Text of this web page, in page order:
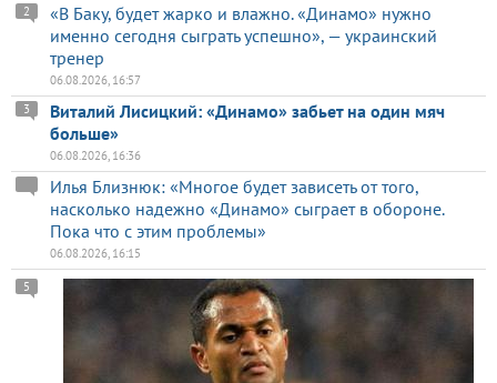
«В Баку, будет жарко и влажно. «Динамо» нужно
именно сегодня сыграть успешно», — украинский
тренер
2
06.08.2026, 16:57
Виталий Лисицкий: «Динамо» забьет на один мяч
больше»
3
06.08.2026, 16:36
Илья Близнюк: «Многое будет зависеть от того,
насколько надежно «Динамо» сыграет в обороне.
Пока что с этим проблемы»
06.08.2026, 16:15
5